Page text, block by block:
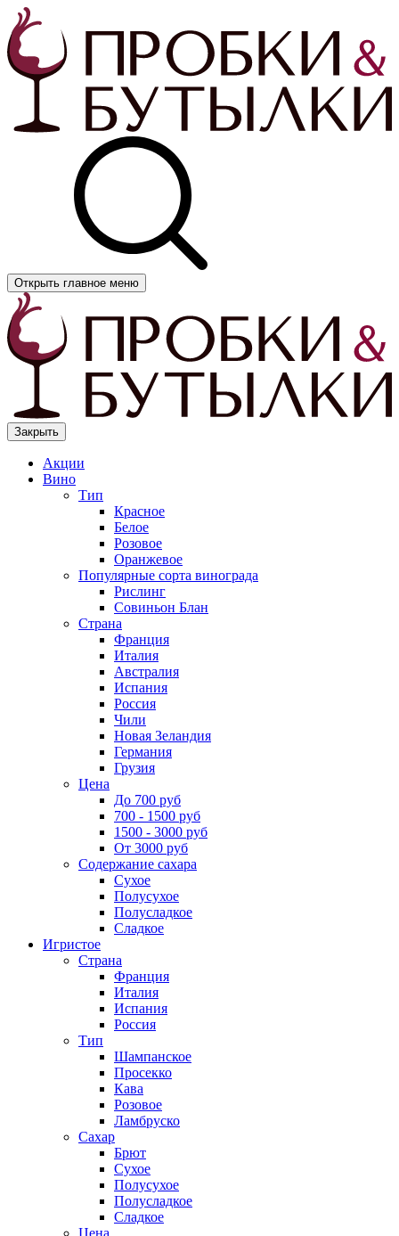
Открыть главное меню
Закрыть
Акции
Вино
Тип
Красное
Белое
Розовое
Оранжевое
Популярные сорта винограда
Рислинг
Совиньон Блан
Страна
Франция
Италия
Австралия
Испания
Россия
Чили
Новая Зеландия
Германия
Грузия
Цена
До 700 руб
700 - 1500 руб
1500 - 3000 руб
От 3000 руб
Содержание сахара
Сухое
Полусухое
Полусладкое
Сладкое
Игристое
Страна
Франция
Италия
Испания
Россия
Тип
Шампанское
Просекко
Кава
Розовое
Ламбруско
Сахар
Брют
Сухое
Полусухое
Полусладкое
Сладкое
Цена